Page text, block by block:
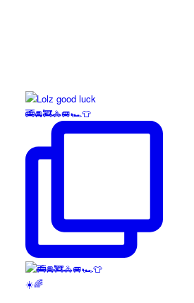
🚎🚘🚒🚓🚐🏎️👕
☀️🌈